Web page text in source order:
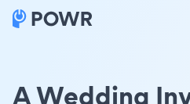
A Wedding